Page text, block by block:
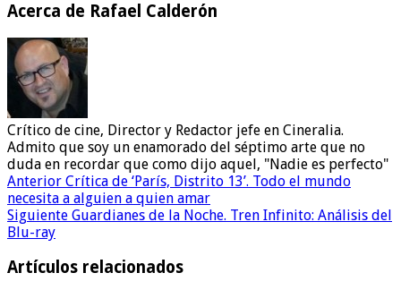
Acerca de Rafael Calderón
Crítico de cine, Director y Redactor jefe en Cineralia.
Admito que soy un enamorado del séptimo arte que no
duda en recordar que como dijo aquel, "Nadie es perfecto"
Anterior Crítica de ‘París, Distrito 13’. Todo el mundo
necesita a alguien a quien amar
Siguiente Guardianes de la Noche. Tren Infinito: Análisis del
Blu-ray
Artículos relacionados